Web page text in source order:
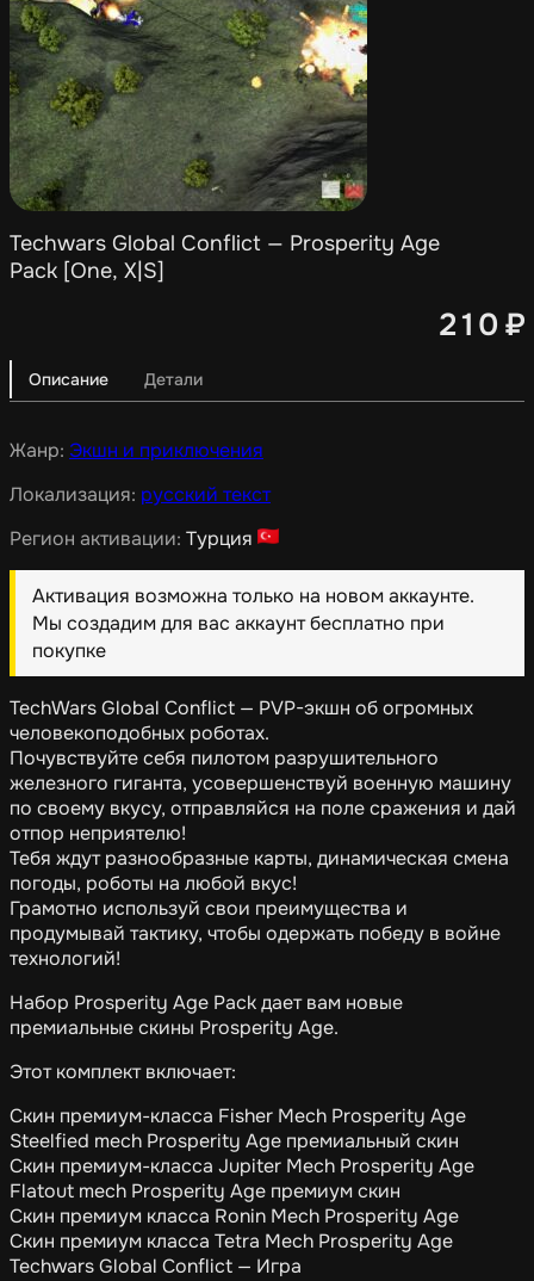
Techwars Global Conflict — Prosperity Age
Pack [One, X|S]
210 ₽
Описание Детали
Жанр: Экшн и приключения
Локализация: русский текст
Регион активации: Турция
Активация возможна только на новом аккаунте.
Мы создадим для вас аккаунт бесплатно при
покупке
TechWars Global Conflict — PVP-экшн об огромных
человекоподобных роботах.
Почувствуйте себя пилотом разрушительного
железного гиганта, усовершенствуй военную машину
по своему вкусу, отправляйся на поле сражения и дай
отпор неприятелю!
Тебя ждут разнообразные карты, динамическая смена
погоды, роботы на любой вкус!
Грамотно используй свои преимущества и
продумывай тактику, чтобы одержать победу в войне
технологий!
Набор Prosperity Age Pack дает вам новые
премиальные скины Prosperity Age.
Этот комплект включает:
Скин премиум-класса Fisher Mech Prosperity Age
Steelfied mech Prosperity Age премиальный скин
Скин премиум-класса Jupiter Mech Prosperity Age
Flatout mech Prosperity Age премиум скин
Скин премиум класса Ronin Mech Prosperity Age
Скин премиум класса Tetra Mech Prosperity Age
Techwars Global Conflict — Игра